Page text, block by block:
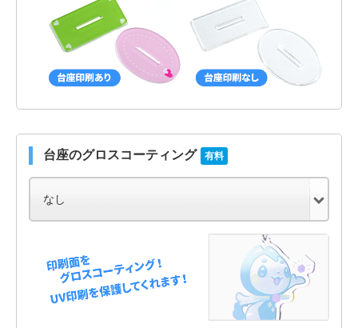
台座のグロスコーティング 有料